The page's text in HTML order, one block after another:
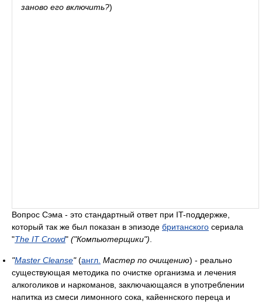
заново его включить?)
Вопрос Сэма - это стандартный ответ при IT-поддержке,
который так же был показан в эпизоде британского сериала
"The IT Crowd" ("Компьютерщики")
"Master Cleanse"(англ. Мастер по очищению) - реально
существующая методика по очистке организма и лечения
алкоголиков и наркоманов, заключающаяся в употреблении
напитка из смеси лимонного сока, кайеннского переца и